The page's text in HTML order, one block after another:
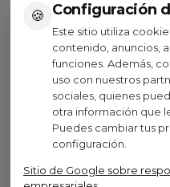
🍪 Configuración
Este sitio utiliza
contenido, anuncios,
funciones. Además,
uso con nuestros
sociales, quienes
otra información que
Puedes cambiar tus
configuración.
Sitio de Google sobre
Visto
Oferta
Shimano
Mando Derecho Shimano
XTR M9100 12V C/ABRAZA